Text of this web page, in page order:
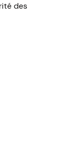
des